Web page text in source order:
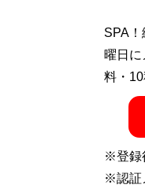
SPA
曜日
料・10
※登録
※認証